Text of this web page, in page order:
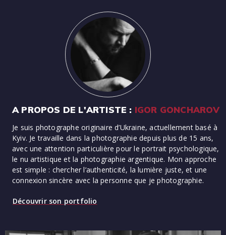
A PROPOS DE L'ARTISTE : IGOR GONCHAROV
Je suis photographe originaire d’Ukraine, actuellement basé à
Kyiv. Je travaille dans la photographie depuis plus de 15 ans,
avec une attention particulière pour le portrait psychologique,
le nu artistique et la photographie argentique. Mon approche
est simple : chercher l’authenticité, la lumière juste, et une
connexion sincère avec la personne que je photographie.
Découvrir son portfolio